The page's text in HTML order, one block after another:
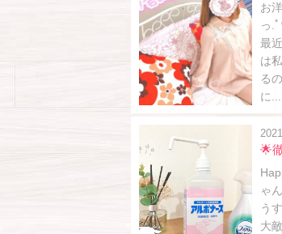
お
っ.
最
は
る
に...
🌟
ゃ
う
大